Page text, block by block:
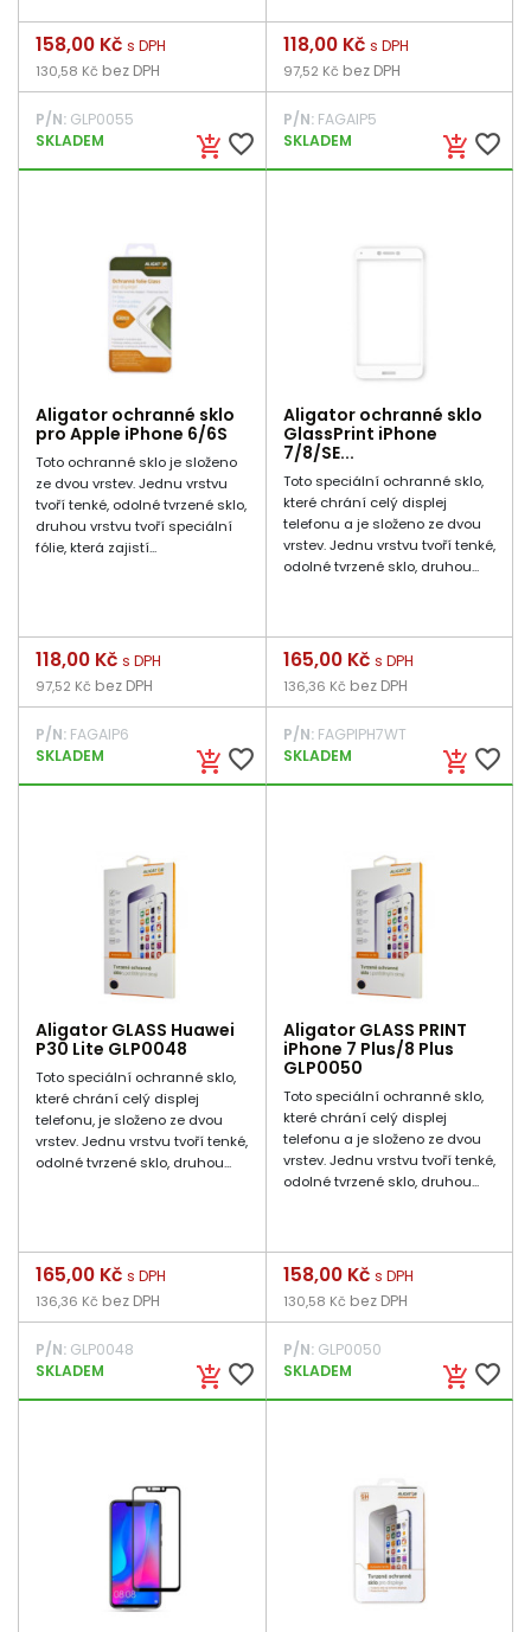
add_shopping_cart favorite_border
Cena
158,00 Kč s DPH
130,58 Kč bez DPH
P/N: GLP0055
SKLADEM
add_shopping_cart favorite_border
Cena
118,00 Kč s DPH
97,52 Kč bez DPH
P/N:FAGAIP5
SKLADEM
Aligator ochranné sklo
pro Apple iPhone 6/6S
Toto ochranné sklo je složeno
ze dvou vrstev. Jednu vrstvu
tvoří tenké, odolné tvrzené sklo,
druhou vrstvu tvoří speciální
fólie, která zajistí...
add_shopping_cart favorite_border
Cena
118,00 Kč s DPH
97,52 Kč bez DPH
P/N: FAGAIP6
SKLADEM
Aligator ochranné sklo
GlassPrint iPhone
7/8/SE...
Toto speciální ochranné sklo,
které chrání celý displej
telefonu a je složeno ze dvou
vrstev. Jednu vrstvu tvoří tenké,
odolné tvrzené sklo, druhou...
add_shopping_cart favorite_border
Cena
165,00 Kč s DPH
136,36 Kč bez DPH
P/N:FAGPIPH7WT
SKLADEM
Aligator GLASS Huawei
P30 Lite GLP0048
Toto speciální ochranné sklo,
které chrání celý displej
telefonu, je složeno ze dvou
vrstev. Jednu vrstvu tvoří tenké,
odolné tvrzené sklo, druhou...
add_shopping_cart favorite_border
Cena
165,00 Kč s DPH
136,36 Kč bez DPH
P/N: GLP0048
SKLADEM
Aligator GLASS PRINT
iPhone 7 Plus/8 Plus
GLP0050
Toto speciální ochranné sklo,
které chrání celý displej
telefonu a je složeno ze dvou
vrstev. Jednu vrstvu tvoří tenké,
odolné tvrzené sklo, druhou...
add_shopping_cart favorite_border
Cena
158,00 Kč s DPH
130,58 Kč bez DPH
P/N:GLP0050
SKLADEM